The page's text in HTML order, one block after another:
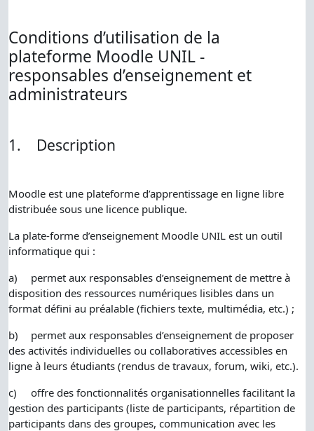
Conditions d’utilisation de la
plateforme Moodle UNIL -
responsables d’enseignement et
administrateurs
1. Description
Moodle est une plateforme d’apprentissage en ligne libre
distribuée sous une licence publique.
La plate-forme d’enseignement Moodle UNIL est un outil
informatique qui :
a)
permet aux responsables d’enseignement de mettre à
disposition des ressources numériques lisibles dans un
format défini au préalable (fichiers texte, multimédia, etc.) ;
b)
permet aux responsables d’enseignement de proposer
des activités individuelles ou collaboratives accessibles en
ligne à leurs étudiants (rendus de travaux, forum, wiki, etc.).
c)
offre des fonctionnalités organisationnelles facilitant la
gestion des participants (liste de participants, répartition de
participants dans des groupes, communication avec les